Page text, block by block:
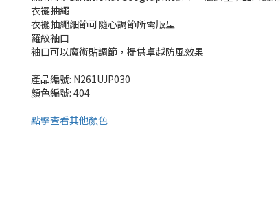
衣襬抽繩
衣襬抽繩細節可隨心調節所需版型
羅紋袖口
袖口可以魔術貼調節，提供卓越防風效果
產品編號: N261UJP030
顏色編號: 404
點擊查看其他顏色